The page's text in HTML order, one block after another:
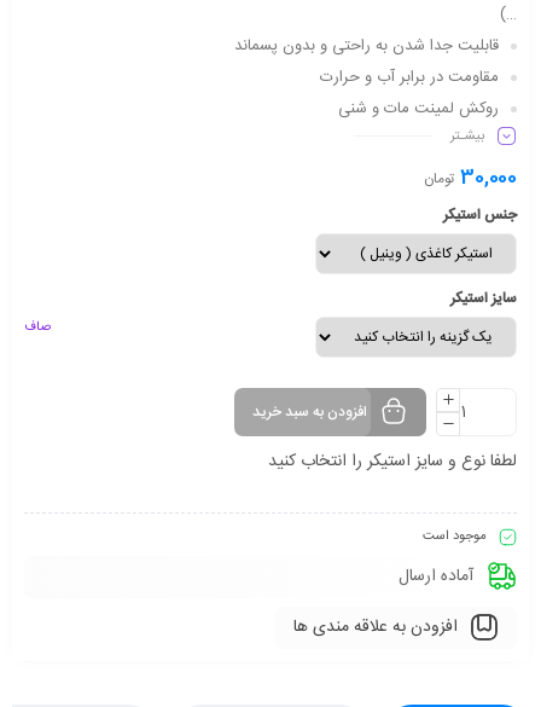
…)
قابلیت جدا شدن به راحتی و بدون پسماند
مقاومت در برابر آب و حرارت
روکش لمینت مات و شنی
دارای شفافیت مناسب
ماندگاری طولانی مدت
بیشـتر
30,000 تومان
جنس استیکر
سایز استیکر
صاف
افزودن به سبد خرید
لطفا نوع و سایز استیکر را انتخاب کنید
موجود است
آماده ارسال
افزودن به علاقه مندی ها